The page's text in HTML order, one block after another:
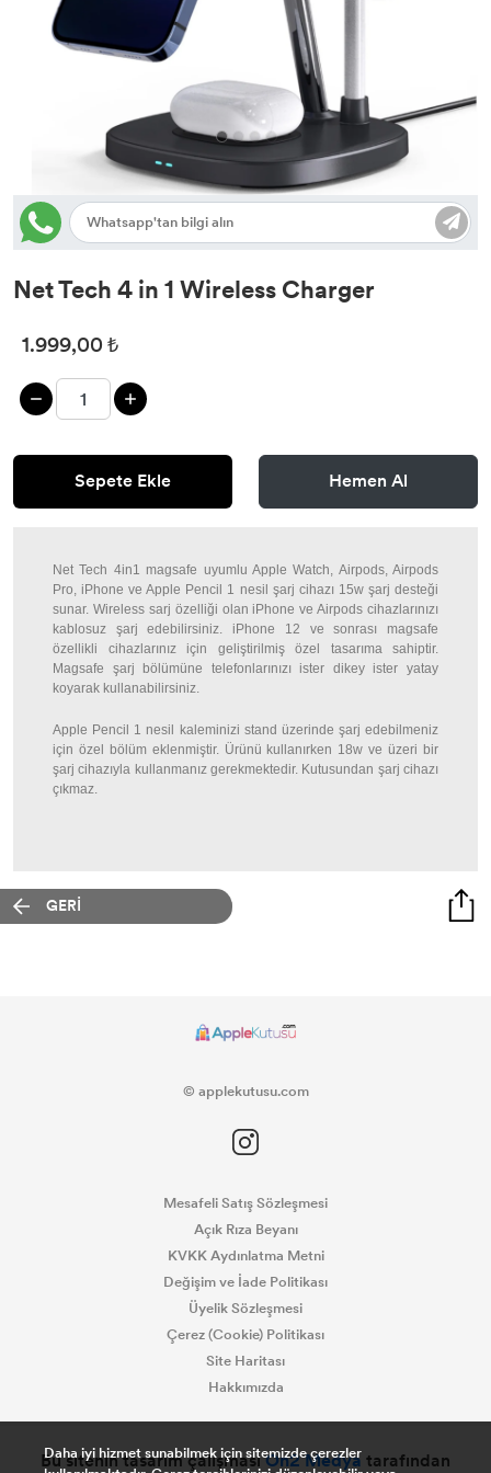
Net Tech 4 in 1 Wireless Charger
1.999,00 ₺
Sepete Ekle Hemen Al
Net Tech 4in1 magsafe uyumlu Apple Watch, Airpods, Airpods
Pro, iPhone ve Apple Pencil 1 nesil şarj cihazı 15w şarj desteği
sunar. Wireless sarj özelliği olan iPhone ve Airpods cihazlarınızı
kablosuz şarj edebilirsiniz. iPhone 12 ve sonrası magsafe
özellikli cihazlarınız için geliştirilmiş özel tasarıma sahiptir.
Magsafe şarj bölümüne telefonlarınızı ister dikey ister yatay
koyarak kullanabilirsiniz.
Apple Pencil 1 nesil kaleminizi stand üzerinde şarj edebilmeniz
için özel bölüm eklenmiştir. Ürünü kullanırken 18w ve üzeri bir
şarj cihazıyla kullanmanız gerekmektedir. Kutusundan şarj cihazı
çıkmaz.
GERİ
© applekutusu.com
Mesafeli Satış Sözleşmesi
Açık Rıza Beyanı
KVKK Aydınlatma Metni
Değişim ve İade Politikası
Üyelik Sözleşmesi
Çerez (Cookie) Politikası
Site Haritası
Hakkımızda
Bu sitenin tasarım çalışmasıOn2 Medyatarafından
Daha iyi hizmet sunabilmek için sitemizde çerezler